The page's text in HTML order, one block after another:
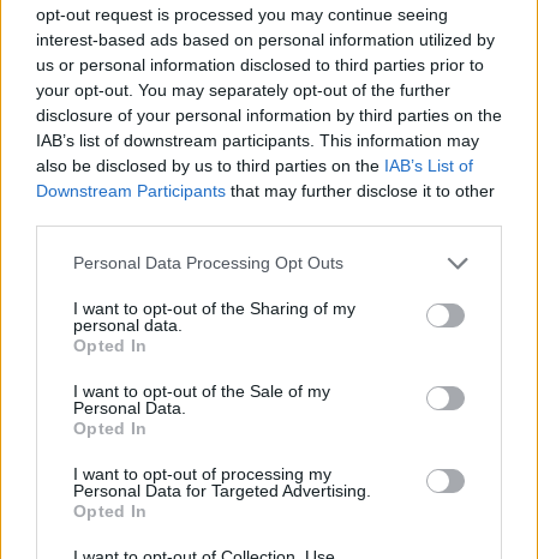
opt-out request is processed you may continue seeing
interest-based ads based on personal information utilized by
us or personal information disclosed to third parties prior to
your opt-out. You may separately opt-out of the further
disclosure of your personal information by third parties on the
IAB’s list of downstream participants. This information may
also be disclosed by us to third parties on the IAB’s List of
Downstream Participants that may further disclose it to other
Personal Data Processing Opt Outs
I want to opt-out of the Sharing of my
personal data.
Opted In
I want to opt-out of the Sale of my
Personal Data.
Opted In
I want to opt-out of processing my
Personal Data for Targeted Advertising.
Opted In
Sektcreme
Mittel
Kastanien-Rum-Mousse
Leicht
Mousse au Chocolat Express
Leicht
Schokoladenmousse mit Baileys
Leicht
Weißes Schokoladenmousse auf